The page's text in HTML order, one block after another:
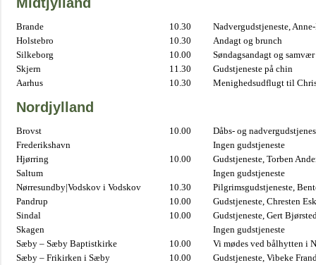
Brande 10.30
Nadvergudstjeneste,
Holstebro
10.30
Andagt og brunch
Silkeborg
10.00
Søndagsandagt og samvær
Skjern
11.30
Gudstjeneste på chin
Aarhus
10.30 Menighedsudflugt til
Nordjylland
Brovst 10.00
Dåbs- og
Frederikshavn
Ingen gudstjeneste
Hjørring
10.00
Gudstjeneste, Torben
Saltum
Ingen gudstjeneste
Nørresundby|Vodskov i Vodskov
10.30
Pilgrimsgudstjeneste,
Pandrup
10.00
Gudstjeneste, Chresten
Sindal
10.00
Gudstjeneste, Gert
Skagen
Ingen gudstjeneste
Sæby – Sæby Baptistkirke
10.00
Vi mødes ved bålhytten i
Sæby – Frikirken i Sæby
10.00
Gudstjeneste, Vibeke